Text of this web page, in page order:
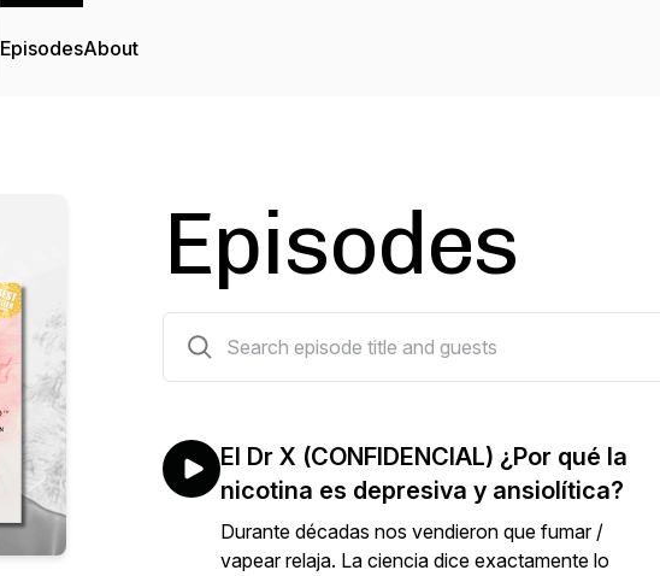
EpisodesAbout
Episodes
El Dr X (CONFIDENCIAL) ¿Por qué la
nicotina es depresiva y ansiolítica?
Durante décadas nos vendieron que fumar /
vapear relaja. La ciencia dice exactamente lo